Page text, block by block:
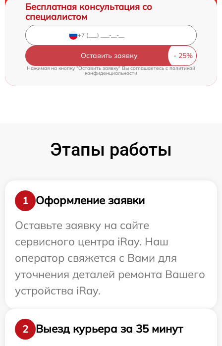
Бесплатная консультация со
специалистом
Оставить заявку
Нажимая на кнопку "Оставить заявку" Вы соглашаетесь cполитикой
конфиденциальности
Этапы работы
1
Оформление заявки
Оставьте заявку на сайте
сервисного центра iRay. Наш
оператор свяжется с Вами для
уточнения деталей ремонта Вашего
устройства iRay.
2 Выезд курьера за 35 минут